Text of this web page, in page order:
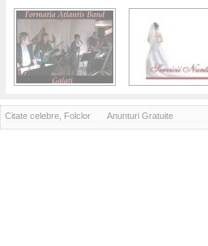
Citate celebre, Folclor Anunturi Gratuite